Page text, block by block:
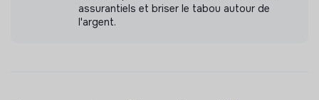
participer aux états des lieux, répondre aux questions
Accompagner le départ des structures occupantes
assurantiels et briser le tabou autour de
l'argent.